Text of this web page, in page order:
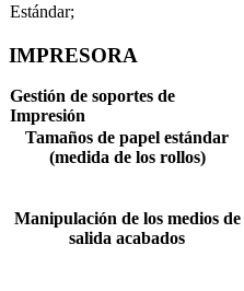
Estándar;
IMPRESORA
Gestión de soportes de
Impresión
Tamaños de papel estándar
(medida de los rollos)
Manipulación de los medios de
salida acabados